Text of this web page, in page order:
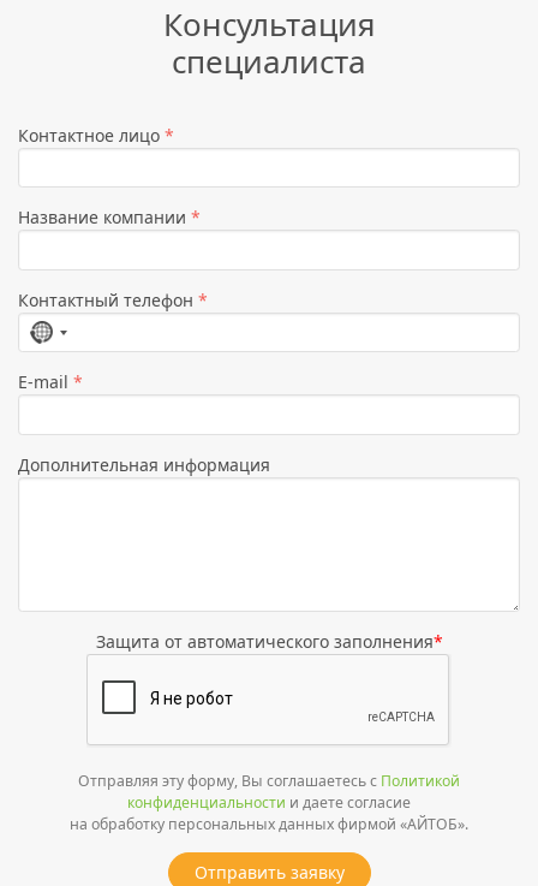
Консультация
специалиста
Контактное лицо *
Название компании *
Контактный телефон *
Страна
выбрана
E-mail *
Дополнительная информация
Защита от автоматического заполнения*
Отправляя эту форму, Вы соглашаетесь с Политикой
конфиденциальности и даете согласие
на обработку персональных данных фирмой «АЙТОБ».
Отправить заявку